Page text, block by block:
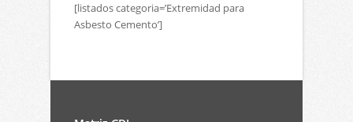
[listados categoria=’Extremidad para
Asbesto Cemento’]